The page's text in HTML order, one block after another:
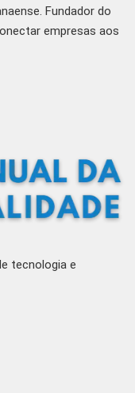
Fundador do
empresas aos
tecnologia e